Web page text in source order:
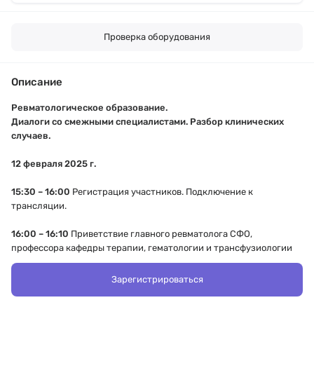
Проверка оборудования
Описание
Ревматологическое образование.
Диалоги со смежными специалистами. Разбор клинических
случаев.
12 февраля 2025 г.
15:30 – 16:00 Регистрация участников. Подключение к
трансляции.
16:00 – 16:10 Приветствие главного ревматолога СФО,
профессора кафедры терапии, гематологии и трансфузиологии
ФПК и ППВ ФГБОУ ВО НГМУ МЗ РФ, д.м.н. Зоновой Елены
Владимировны, начальника отделения патологии позвоночника
Новосибирского НИИТО им Я.Л.Цивьяна д.м.н., Рериха Виктора
Зарегистрироваться